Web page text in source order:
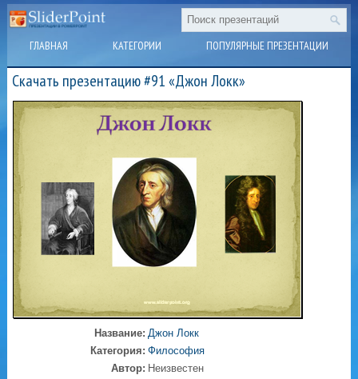
ГЛАВНАЯ КАТЕГОРИИ ПОПУЛЯРНЫЕ ПРЕЗЕНТАЦИИ
Скачать презентацию #91 «Джон Локк»
Название: Джон Локк
Категория: Философия
Автор: Неизвестен